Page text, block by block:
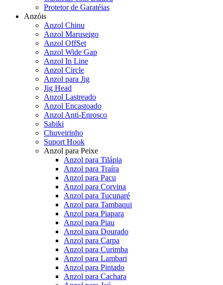
Protetor de Garatéias
Anzóis
Anzol Chinu
Anzol Maruseigo
Anzol OffSet
Anzol Wide Gap
Anzol In Line
Anzol Circle
Anzol para Jig
Jig Head
Anzol Lastreado
Anzol Encastoado
Anzol Anti-Enrosco
Sabiki
Chuveirinho
Suport Hook
Anzol para Peixe
Anzol para Tilápia
Anzol para Traíra
Anzol para Pacu
Anzol para Corvina
Anzol para Tucunaré
Anzol para Tambaqui
Anzol para Piapara
Anzol para Piau
Anzol para Dourado
Anzol para Carpa
Anzol para Curimba
Anzol para Lambari
Anzol para Pintado
Anzol para Cachara